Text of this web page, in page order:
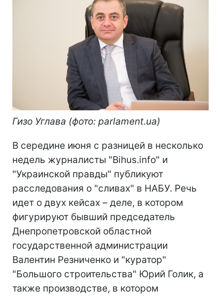
Гизо Углава (фото: parlament.ua)
В середине июня с разницей в несколько
недель журналисты "Bihus.info" и
"Украинской правды" публикуют
расследования о "сливах" в НАБУ. Речь
идет о двух кейсах – деле, в котором
фигурируют бывший председатель
Днепропетровской областной
государственной администрации
Валентин Резниченко и "куратор"
"Большого строительства" Юрий Голик, а
также производстве, в котором